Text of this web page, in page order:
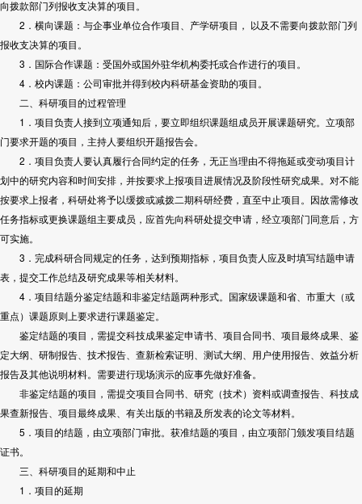
向拨款部门列报收支决算的项目。
2．横向课题：与企事业单位合作项目、产学研项目， 以及不需要向拨款部门列
报收支决算的项目。
3．国际合作课题：受国外或国外驻华机构委托或合作进行的项目。
4．校内课题：公司审批并得到校内科研基金资助的项目。
二、科研项目的过程管理
1．项目负责人接到立项通知后，要立即组织课题组成员开展课题研究。立项部
门要求开题的项目，主持人要组织开题报告会。
2．项目负责人要认真履行合同约定的任务，无正当理由不得拖延或变动项目计
划中的研究内容和时间安排，并按要求上报项目进展情况及阶段性研究成果。对不能
按要求上报者，科研处将予以缓拨或减拨二期科研经费，直至中止项目。因故需修改
任务指标或更换课题组主要成员，应首先向科研处提交申请，经立项部门同意后，方
可实施。
3．完成科研合同规定的任务，达到预期指标，项目负责人应及时填写结题申请
表，提交工作总结及研究成果等相关材料。
4．项目结题分鉴定结题和非鉴定结题两种形式。国家级课题和省、市重大（或
重点）课题原则上要求进行课题鉴定。
鉴定结题的项目，需提交科技成果鉴定申请书、项目合同书、项目最终成果、鉴
定大纲、研制报告、技术报告、查新检索证明、测试大纲、用户使用报告、效益分析
报告及其他说明材料。需要进行现场演示的应事先做好准备。
非鉴定结题的项目，需提交项目合同书、研究（技术）资料或调查报告、科技成
果查新报告、项目最终成果、有关出版的书籍及所发表的论文等材料。
5．项目的结题，由立项部门审批。获准结题的项目，由立项部门颁发项目结题
证书。
三、科研项目的延期和中止
1．项目的延期